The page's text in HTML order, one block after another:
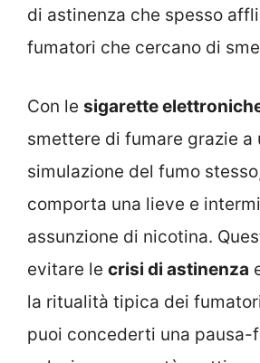
di astinenza che spesso
fumatori che cercano di
Con le sigarette
smettere di fumare grazie a
simulazione del fumo
comporta una lieve e
assunzione di nicotina.
evitare le crisi di astinenza
la ritualità tipica dei
puoi concederti una pausa-